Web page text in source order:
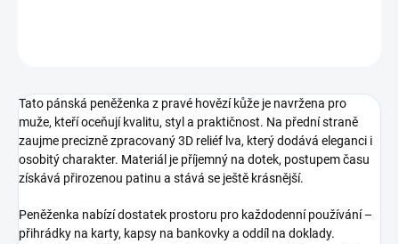
Tato pánská peněženka z pravé hovězí kůže je navržena pro
muže, kteří oceňují kvalitu, styl a praktičnost. Na přední straně
zaujme precizně zpracovaný 3D reliéf lva, který dodává eleganci i
osobitý charakter. Materiál je příjemný na dotek, postupem času
získává přirozenou patinu a stává se ještě krásnější.
Peněženka nabízí dostatek prostoru pro každodenní používání –
přihrádky na karty, kapsy na bankovky a oddíl na doklady.